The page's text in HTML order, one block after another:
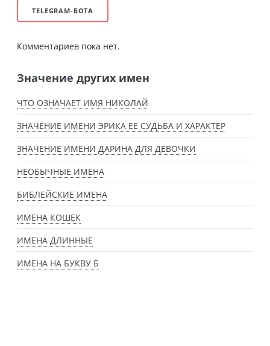
TELEGRAM-БОТА
Комментариев пока нет.
Значение других имен
ЧТО ОЗНАЧАЕТ ИМЯ НИКОЛАЙ
ЗНАЧЕНИЕ ИМЕНИ ЭРИКА ЕЕ СУДЬБА И ХАРАКТЕР
ЗНАЧЕНИЕ ИМЕНИ ДАРИНА ДЛЯ ДЕВОЧКИ
НЕОБЫЧНЫЕ ИМЕНА
БИБЛЕЙСКИЕ ИМЕНА
ИМЕНА КОШЕК
ИМЕНА ДЛИННЫЕ
ИМЕНА НА БУКВУ Б